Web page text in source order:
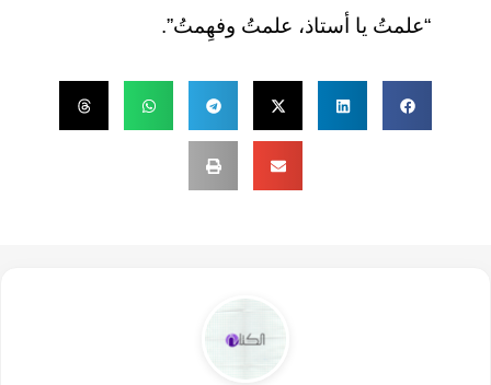
“علمتُ يا أستاذ، علمتُ وفهِمتُ”.